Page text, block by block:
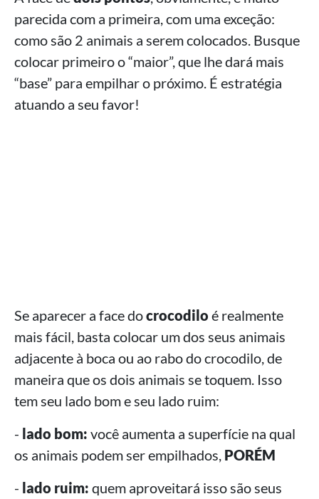
parecida com a primeira, com uma exceção:
como são 2 animais a serem colocados. Busque
colocar primeiro o “maior”, que lhe dará mais
“base” para empilhar o próximo. É estratégia
atuando a seu favor!
Se aparecer a face docrocodilo é realmente
mais fácil, basta colocar um dos seus animais
adjacente à boca ou ao rabo do crocodilo, de
maneira que os dois animais se toquem. Isso
tem seu lado bom e seu lado ruim:
- lado bom: você aumenta a superfície na qual
os animais podem ser empilhados, PORÉM
- lado ruim: quem aproveitará isso são seus